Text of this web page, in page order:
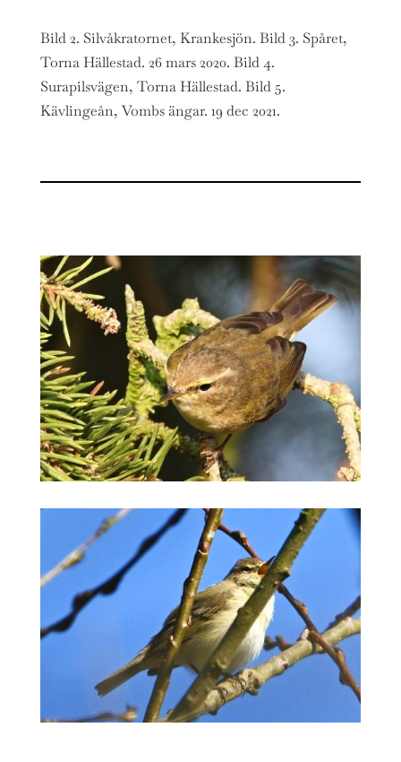
Bild 2. Silvåkratornet, Krankesjön. Bild 3. Spåret,
Torna Hällestad. 26 mars 2020. Bild 4.
Surapilsvägen, Torna Hällestad. Bild 5.
Kävlingeån, Vombs ängar. 19 dec 2021.